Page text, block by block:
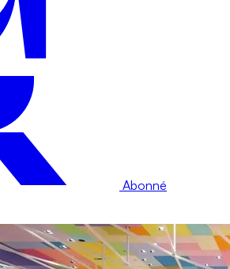
Abonné